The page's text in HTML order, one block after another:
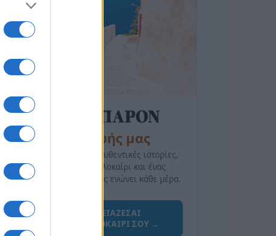
της Ζωής μας
Οι άνθρωποι, οι αυθεντικές ιστορίες,
το ελληνικό καλοκαίρι και ένας
πολιτισμός που μας ενώνει κάθε μέρα.
ΟΣΑ ΧΡΕΙΑΖΕΣΑΙ
ΓΙΑ ΤΟ ΚΑΛΟΚΑΙΡΙ ΣΟΥ →